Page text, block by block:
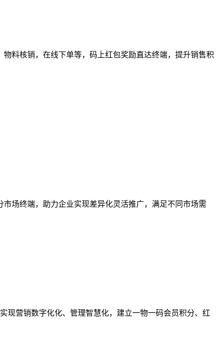
料核销，在线下单等，码上红包奖励直达终端，提升销售积
场终端，助力企业实现差异化灵活推广，满足不同市场需
营销数字化化、管理智慧化，建立一物一码会员积分、红